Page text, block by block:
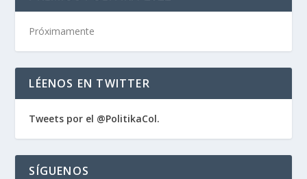
Próximamente
LÉENOS EN TWITTER
Tweets por el @PolitikaCol.
SÍGUENOS